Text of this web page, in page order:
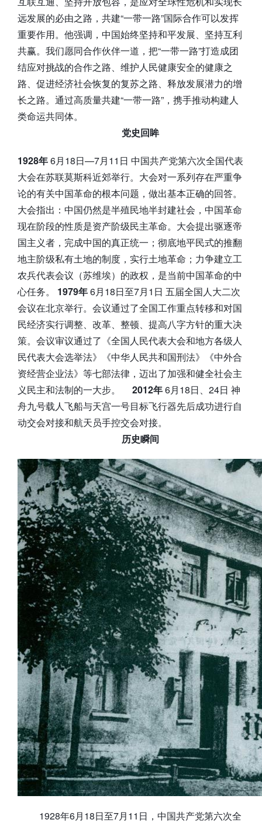
远发展的必由之路，共建“一带一路”国际合作可以发挥
重要作用。他强调，中国始终坚持和平发展、坚持互利
共赢。我们愿同合作伙伴一道，把“一带一路”打造成团
结应对挑战的合作之路、维护人民健康安全的健康之
路、促进经济社会恢复的复苏之路、释放发展潜力的增
长之路。通过高质量共建“一带一路”，携手推动构建人
类命运共同体。
党史回眸
1928年6月18日—7月11日 中国共产党第六次全国代表
大会在苏联莫斯科近郊举行。大会对一系列存在严重争
论的有关中国革命的根本问题，做出基本正确的回答。
大会指出：中国仍然是半殖民地半封建社会，中国革命
现在阶段的性质是资产阶级民主革命。大会提出驱逐帝
国主义者，完成中国的真正统一；彻底地平民式的推翻
地主阶级私有土地的制度，实行土地革命；力争建立工
农兵代表会议（苏维埃）的政权，是当前中国革命的中
心任务。 1979年6月18日至7月1日 五届全国人大二次
会议在北京举行。会议通过了全国工作重点转移和对国
民经济实行调整、改革、整顿、提高八字方针的重大决
策。会议审议通过了《全国人民代表大会和地方各级人
民代表大会选举法》《中华人民共和国刑法》《中外合
资经营企业法》等七部法律，迈出了加强和健全社会主
义民主和法制的一大步。
2012年6月18日、24日 神
舟九号载人飞船与天宫一号目标飞行器先后成功进行自
动交会对接和航天员手控交会对接。
历史瞬间
1928年6月18日至7月11日，中国共产党第六次全